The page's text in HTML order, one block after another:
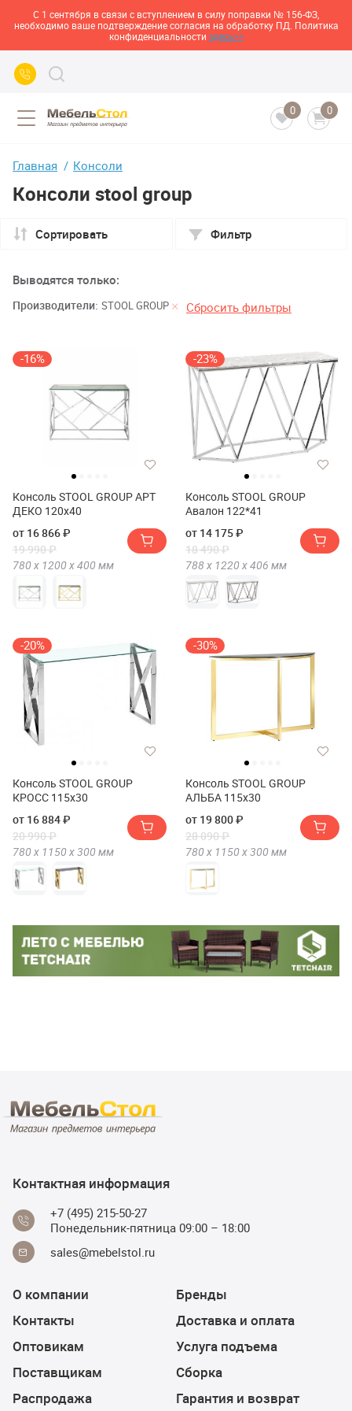
С 1 сентября в связи с вступлением в силу поправки № 156-ФЗ,
необходимо ваше подтверждение согласия на обработку ПД. Политика
конфиденциальности здесь>>
0 0
Главная Консоли
Консоли stool group
Сортировать Фильтр
Выводятся только:
Производители: STOOL GROUP Сбросить фильтры
-16%
Консоль STOOL GROUP АРТ
ДЕКО 120х40
от 16 866 ₽
19 990 ₽
780 х 1200 х400 мм
-23%
Консоль STOOL GROUP
Авалон 122*41
от 14 175 ₽
18 490 ₽
788 х 1220 х406 мм
-20%
Консоль STOOL GROUP
КРОСС 115х30
от 16 884 ₽
20 990 ₽
780 х 1150 х300 мм
-30%
Консоль STOOL GROUP
АЛЬБА 115х30
от 19 800 ₽
28 090 ₽
780 х 1150 х300 мм
Контактная информация
+7 (495) 215-50-27
Понедельник-пятница 09:00 – 18:00
sales@mebelstol.ru
О компании
Контакты
Оптовикам
Поставщикам
Распродажа
Бренды
Доставка и оплата
Услуга подъема
Сборка
Гарантия и возврат